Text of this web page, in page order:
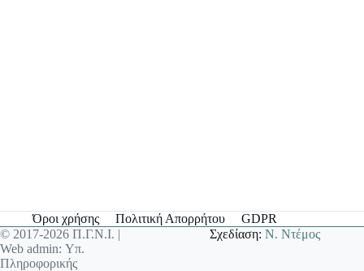
Όροι χρήσης Πολιτική Απορρήτου
GDPR
© 2017-2026 Π.Γ.Ν.Ι. |
Web admin: Υπ.
Πληροφορικής
Σχεδίαση:Ν. Ντέμος